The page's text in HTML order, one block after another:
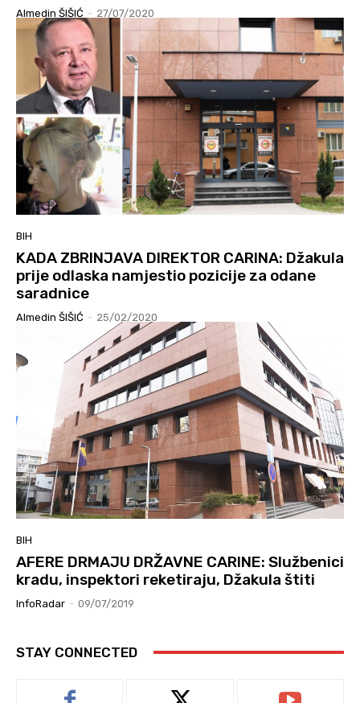
Almedin ŠIŠIĆ - 27/07/2020
BIH
KADA ZBRINJAVA DIREKTOR CARINA: Džakula
prije odlaska namjestio pozicije za odane
saradnice
Almedin ŠIŠIĆ - 25/02/2020
BIH
AFERE DRMAJU DRŽAVNE CARINE: Službenici
kradu, inspektori reketiraju, Džakula štiti
InfoRadar - 09/07/2019
STAY CONNECTED